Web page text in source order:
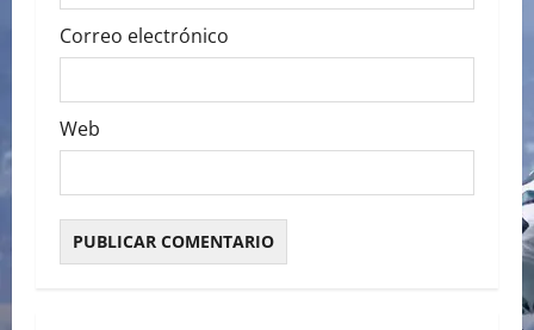
Correo electrónico
Web